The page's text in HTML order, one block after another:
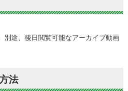
途、後日閲覧可能なアーカイブ動画
法